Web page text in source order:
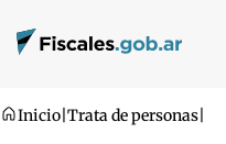
Inicio Trata de personas